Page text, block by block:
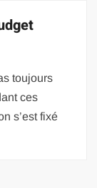
toujours
ces
s’est fixé